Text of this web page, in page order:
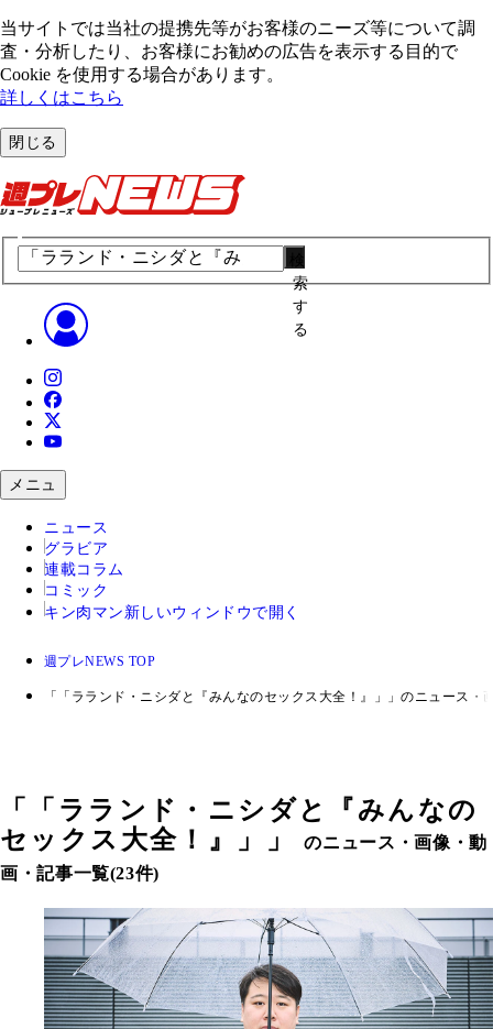
当サイトでは当社の提携先等がお客様のニーズ等について調
査・分析したり、お客様にお勧めの広告を表⽰する⽬的で
Cookie を使⽤する場合があります。
詳しくはこちら
閉じる
索
す
る
メニュ
ニュース
グラビア
連載コラム
コミック
キン肉マン 新しいウィンドウで開く
週プレNEWS TOP
「「ラランド・ニシダと『みんなのセックス大全！』」」のニュース・
「
「ラランド・ニシダと『みんなの
セックス大全！』」
」のニュース・画像・動
画・記事一覧(23件)